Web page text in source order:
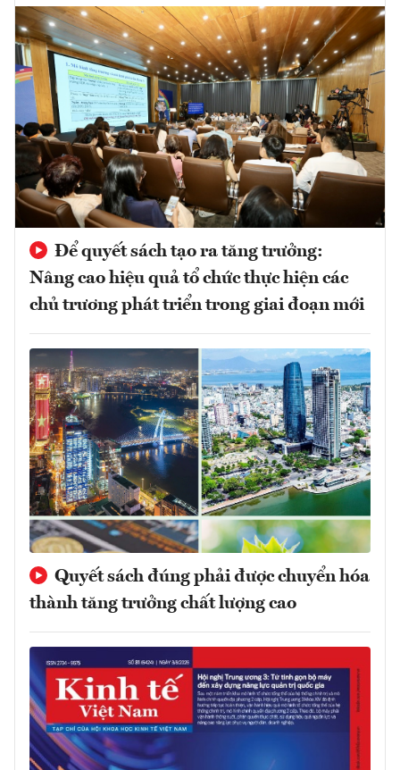
Để quyết sách tạo ra tăng trưởng:
Nâng cao hiệu quả tổ chức thực hiện các
chủ trương phát triển trong giai đoạn mới
Quyết sách đúng phải được chuyển hóa
thành tăng trưởng chất lượng cao